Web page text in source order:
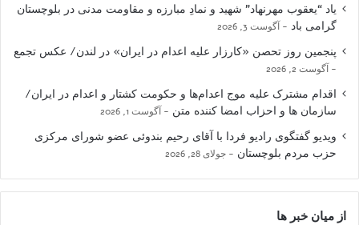
یاد “یعقوب مهرنهاد” شهید و نمادِ مبارزه و مقاومت مدنی در بلوچستان
گرامی باد
آگوست 3, 2026
پنجمین روز تحصن «کارزار علیه اعدام در ایران» در لندن/ عکس تجمع
آگوست 2, 2026
اقدام مشترک علیه موج اعدام‌ها و حکومت کشتار و اعدام در ایران/
سازمان ها و احزاب امضا کننده متن
آگوست 1, 2026
ویدیو گفتگوی رادیو فردا با آقای رحیم بندوئی عضو شورای مرکزی
حزب مردم بلوچستان
جولای 28, 2026
از میان خبر ها